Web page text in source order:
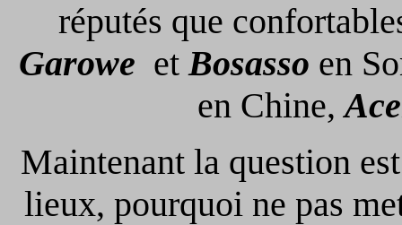
réputés que
Garowe etBosasso en
en Chine,
Maintenant la question
lieux, pourquoi ne pas